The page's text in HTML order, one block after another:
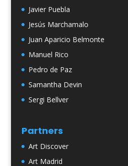
Javier Puebla
Jesús Marchamalo
Juan Aparicio Belmonte
Manuel Rico
Pedro de Paz
Samantha Devin
Sergi Bellver
Partners
Art Discover
Art Madrid